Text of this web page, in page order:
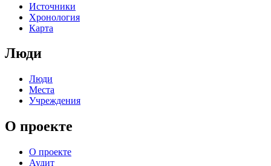
Источники
Хронология
Карта
Люди
Люди
Места
Учреждения
О проекте
О проекте
Аудит